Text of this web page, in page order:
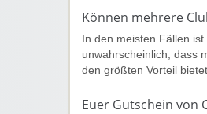
Können mehrere
In den meisten Fällen
unwahrscheinlich, dass
den größten Vorteil
Euer Gutschein von